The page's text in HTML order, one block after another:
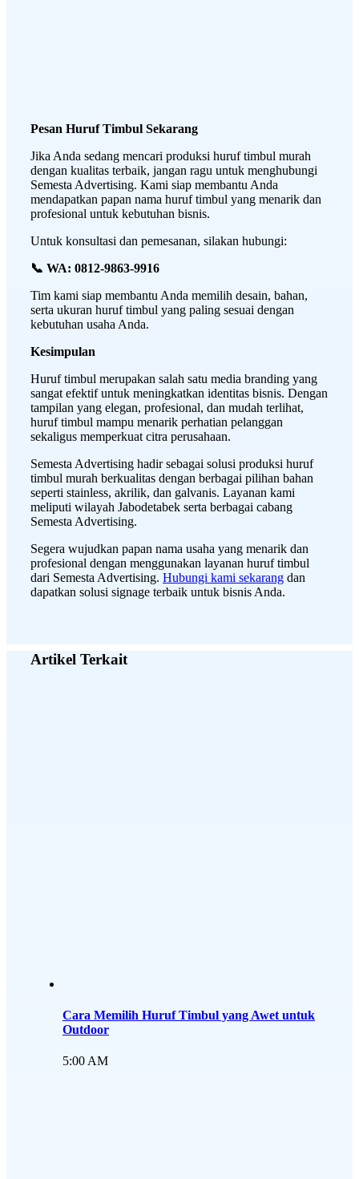
Pesan Huruf Timbul Sekarang
Jika Anda sedang mencari produksi huruf timbul murah
dengan kualitas terbaik, jangan ragu untuk menghubungi
Semesta Advertising. Kami siap membantu Anda
mendapatkan papan nama huruf timbul yang menarik dan
profesional untuk kebutuhan bisnis.
Untuk konsultasi dan pemesanan, silakan hubungi:
📞 WA: 0812-9863-9916
Tim kami siap membantu Anda memilih desain, bahan,
serta ukuran huruf timbul yang paling sesuai dengan
kebutuhan usaha Anda.
Kesimpulan
Huruf timbul merupakan salah satu media branding yang
sangat efektif untuk meningkatkan identitas bisnis. Dengan
tampilan yang elegan, profesional, dan mudah terlihat,
huruf timbul mampu menarik perhatian pelanggan
sekaligus memperkuat citra perusahaan.
Semesta Advertising hadir sebagai solusi produksi huruf
timbul murah berkualitas dengan berbagai pilihan bahan
seperti stainless, akrilik, dan galvanis. Layanan kami
meliputi wilayah Jabodetabek serta berbagai cabang
Semesta Advertising.
Segera wujudkan papan nama usaha yang menarik dan
profesional dengan menggunakan layanan huruf timbul
dari Semesta Advertising. Hubungi kami sekarang dan
dapatkan solusi signage terbaik untuk bisnis Anda.
Artikel Terkait
Cara Memilih Huruf Timbul yang Awet untuk
Outdoor
5:00 AM